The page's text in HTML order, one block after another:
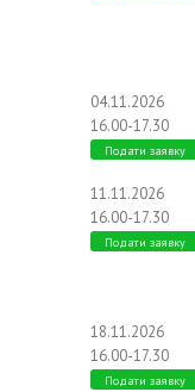
04.11.2026
16.00-17.30
Подати заявку
11.11.2026
16.00-17.30
Подати заявку
18.11.2026
16.00-17.30
Подати заявку